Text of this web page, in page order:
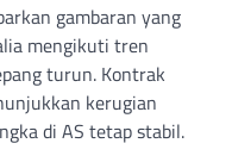
gambaran yang
mengikuti tren
turun. Kontrak
kerugian
di AS tetap stabil.